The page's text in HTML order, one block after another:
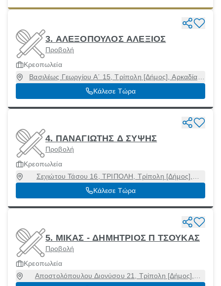
3. ΑΛΕΞΟΠΟΥΛΟΣ ΑΛΕΞΙΟΣ
Προβολή
Κρεοπωλεία
Βασιλέως Γεωργίου Α΄ 15, Τρίπολη [Δήμος], Αρκαδία,
22100
Κάλεσε Τώρα
4. ΠΑΝΑΓΙΩΤΗΣ Δ ΣΥΨΗΣ
Προβολή
Κρεοπωλεία
Σεχιώτου Τάσου 16, ΤΡΙΠΟΛΗ, Τρίπολη [Δήμος],
Αρκαδία, 22100
Κάλεσε Τώρα
5. ΜΙΚΑΣ - ΔΗΜΗΤΡΙΟΣ Π ΤΣΟΥΚΑΣ
Προβολή
Κρεοπωλεία
Αποστολόπουλου Διονύσου 21, Τρίπολη [Δήμος],